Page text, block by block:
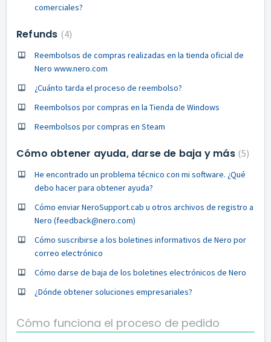
comerciales?
Refunds 4
Reembolsos de compras realizadas en la tienda oficial de
Nero www.nero.com
¿Cuánto tarda el proceso de reembolso?
Reembolsos por compras en la Tienda de Windows
Reembolsos por compras en Steam
Cómo obtener ayuda, darse de baja y más 5
He encontrado un problema técnico con mi software. ¿Qué
debo hacer para obtener ayuda?
Cómo enviar NeroSupport.cab u otros archivos de registro a
Nero (feedback@nero.com)
Cómo suscribirse a los boletines informativos de Nero por
correo electrónico
Cómo darse de baja de los boletines electrónicos de Nero
¿Dónde obtener soluciones empresariales?
Cómo funciona el proceso de pedido